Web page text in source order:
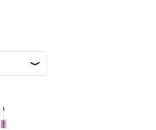
IDIOMA